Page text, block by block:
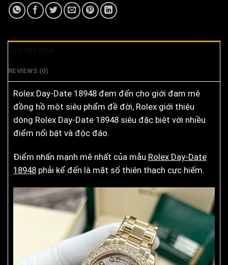
REVIEWS (0)
Rolex Day-Date 18948 đem đến cho giới đam mê
đồng hồ một siêu phẩm đề đời, Rolex giới thiệu
dòng Rolex Day-Date 18948 siêu đặc biệt với nhiều
điểm nổi bật và độc đáo.
Điểm nhấn mạnh mẽ nhất của mẫu Rolex Day-Date
18948 phải kể đến là mặt số thiên thạch cực hiếm.